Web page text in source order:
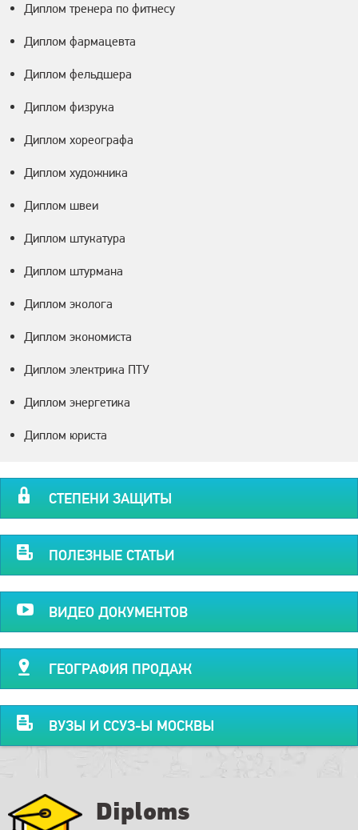
Диплом тренера по фитнесу
Диплом фармацевта
Диплом фельдшера
Диплом физрука
Диплом хореографа
Диплом художника
Диплом швеи
Диплом штукатура
Диплом штурмана
Диплом эколога
Диплом экономиста
Диплом электрика ПТУ
Диплом энергетика
Диплом юриста
СТЕПЕНИ ЗАЩИТЫ
ПОЛЕЗНЫЕ СТАТЬИ
ВИДЕО ДОКУМЕНТОВ
ГЕОГРАФИЯ ПРОДАЖ
ВУЗЫ И ССУЗ-Ы МОСКВЫ
Diploms